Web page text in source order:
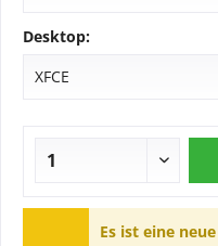
Desktop:
Es ist eine